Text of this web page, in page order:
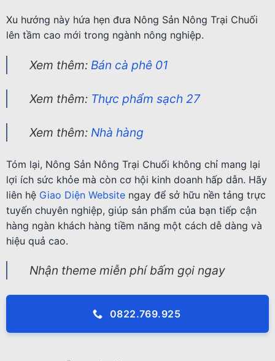
Xu hướng này hứa hẹn đưa Nông Sản Nông Trại Chuối
lên tầm cao mới trong ngành nông nghiệp.
Xem thêm: Bán cà phê 01
Xem thêm: Thực phẩm sạch 27
Xem thêm: Nhà hàng
Tóm lại, Nông Sản Nông Trại Chuối không chỉ mang lại
lợi ích sức khỏe mà còn cơ hội kinh doanh hấp dẫn. Hãy
liên hệ Giao Diện Website ngay để sở hữu nền tảng trực
tuyến chuyên nghiệp, giúp sản phẩm của bạn tiếp cận
hàng ngàn khách hàng tiềm năng một cách dễ dàng và
hiệu quả cao.
Nhận theme miễn phí bấm gọi ngay
0822.769.925